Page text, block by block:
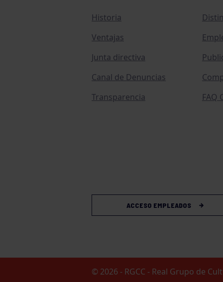
Historia
Ventajas
Junta directiva
Canal de Denuncias
Transparencia
FAQ
ACCESO EMPLEADOS
© 2026 - RGCC - Real Grupo de